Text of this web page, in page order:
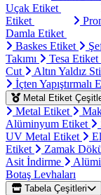
Uçak Etiket
Etiket
Damla Etiket
Baskes Etiket
Takımı
Tesa Etiket
Cut
Altın Yaldız
İçten Yapıştırmalı
Metal Etiket
Metal Etiket
Alüminyum Etiket
UV Metal Etiket
Etiket
Zamak
Asit İndirme
Botaş Levhaları
Tabela Çeşitleri